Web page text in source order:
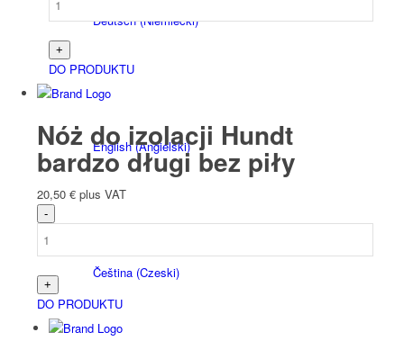
Deutsch(Niemiecki)
English(Angielski)
Čeština(Czeski)
DO PRODUKTU
Nóż do izolacji Hundt
bardzo długi bez piły
20,50 € plus VAT
DO PRODUKTU